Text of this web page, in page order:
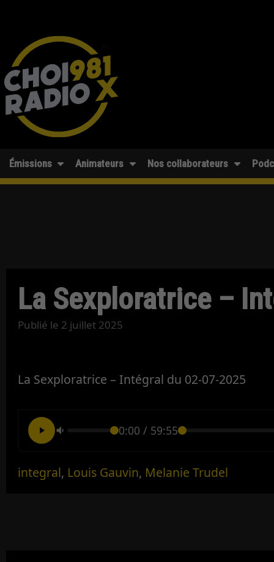
Émissions Animateurs Nos collaborateurs
La Sexploratrice –
Publié le 2 juillet 2025
La Sexploratrice – Intégral du 02-07-2025
0:00 / 59:55
integral, Louis Gauvin, Melanie Trudel